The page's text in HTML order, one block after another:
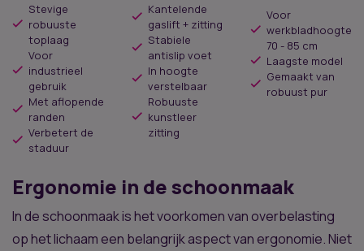
Stevige
robuuste
toplaag
Voor
industrieel
gebruik
Met aflopende
randen
Verbetert de
staduur
Kantelende
gaslift + zitting
Stabiele
antislip voet
In hoogte
verstelbaar
Robuuste
kunstleer
zitting
Voor
werkbladhoogte
70 - 85 cm
Laagste model
Gemaakt van
robuust pur
Ergonomie in de schoonmaak
In de schoonmaak is het voorkomen van overbelasting
op het lichaam een belangrijk aspect van ergonomie. Niet